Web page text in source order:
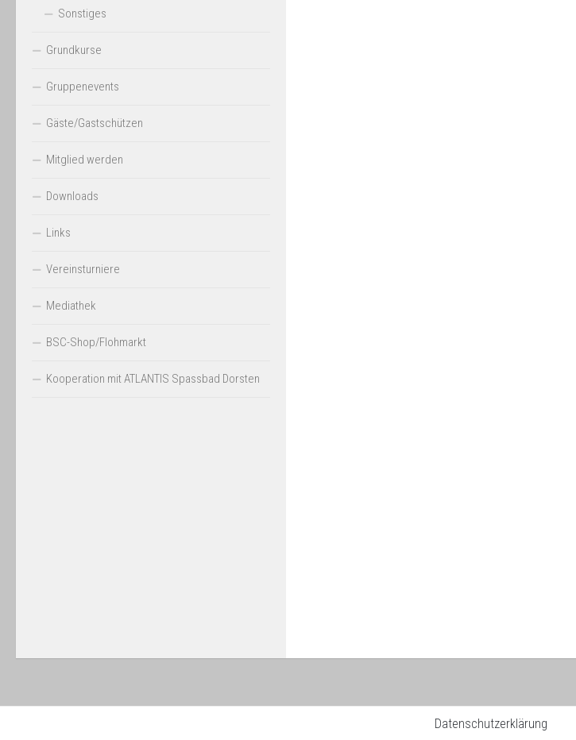
Sonstiges
Grundkurse
Gruppenevents
Gäste/Gastschützen
Mitglied werden
Downloads
Links
Vereinsturniere
Mediathek
BSC-Shop/Flohmarkt
Kooperation mit ATLANTIS Spassbad Dorsten
Datenschutzerklärung